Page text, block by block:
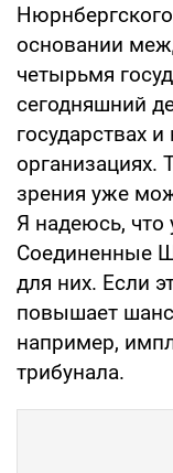
основании
четырьмя
сегодняшний
государствах
организациях.
зрения уже
Я надеюсь, что
Соединенные
для них. Если
повышает
например,
трибунала.